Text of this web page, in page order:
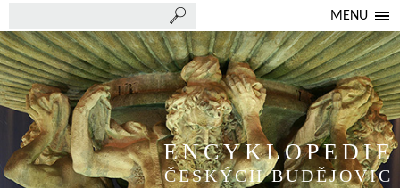
MENU
ENCYKLOPEDIE
ČESKÝCH BUDĚJOVIC